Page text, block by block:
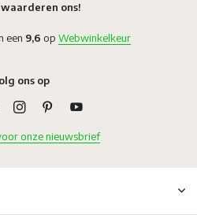
ons!
een 9,6 op Webwinkelkeur
ons op
onze nieuwsbrief